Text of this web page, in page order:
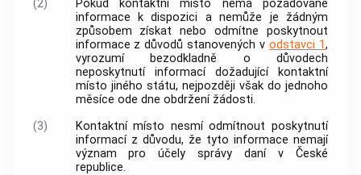
(2) Pokud kontaktní místo nemá požadované
informace k dispozici a nemůže je žádným
způsobem získat nebo odmítne poskytnout
informace z důvodů stanovených vodstavci 1,
vyrozumí bezodkladně o důvodech
neposkytnutí informací dožadující
kontaktní
místo jiného státu, nejpozději však do jednoho
měsíce ode dne obdržení žádosti.
(3)
Kontaktní místo nesmí odmítnout poskytnutí
informací z důvodu, že tyto informace nemají
význam pro účely správy daní v České
republice.